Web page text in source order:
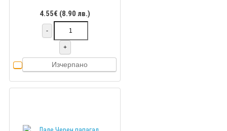
4.55€ (8.90 лв.)
-
+
Изчерпано